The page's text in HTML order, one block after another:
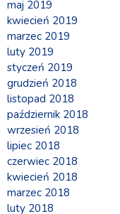
maj 2019
kwiecień 2019
marzec 2019
luty 2019
styczeń 2019
grudzień 2018
listopad 2018
październik 2018
wrzesień 2018
lipiec 2018
czerwiec 2018
kwiecień 2018
marzec 2018
luty 2018